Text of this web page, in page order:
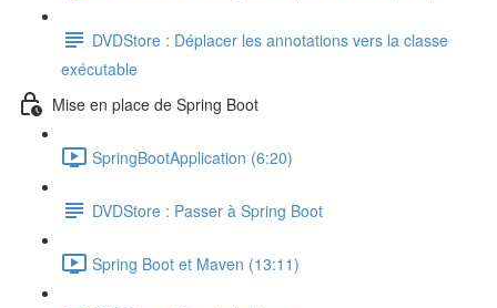
DVDStore : Déplacer les annotations vers la classe
exécutable
Mise en place de Spring Boot
SpringBootApplication (6:20)
DVDStore : Passer à Spring Boot
Spring Boot et Maven (13:11)